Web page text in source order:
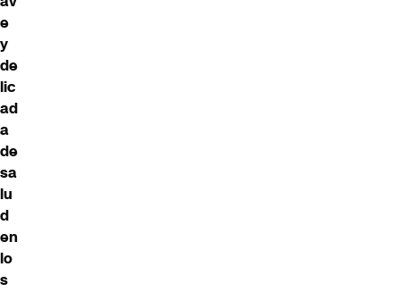
e
y
de
lic
ad
a
de
sa
lu
d
en
lo
s